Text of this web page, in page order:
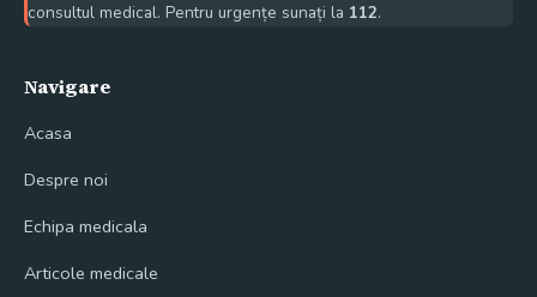
consultul medical. Pentru urgențe sunați la 112.
Navigare
Acasa
Despre noi
Echipa medicala
Articole medicale